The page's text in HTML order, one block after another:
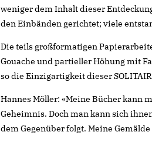
weniger dem Inhalt dieser
den Einbänden gerichtet; viele
Die teils großformatigen
Gouache und partieller Höhung mit
so die Einzigartigkeit dieser
Hannes Möller: «Meine Bücher kann
Geheimnis. Doch man kann sich
dem Gegenüber folgt. Meine